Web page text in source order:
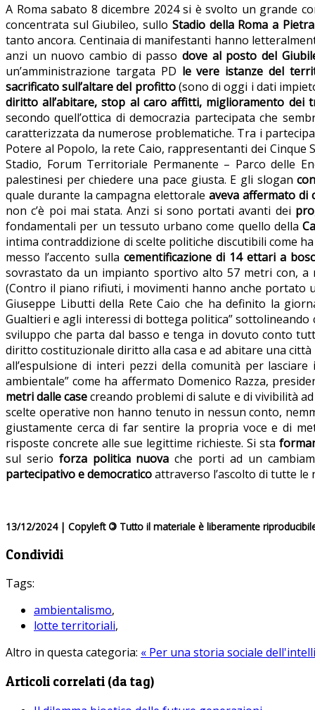
A Roma sabato 8 dicembre 2024 si è svolto un grande
concentrata sul Giubileo, sullo Stadio della Roma a
tanto ancora. Centinaia di manifestanti hanno
anzi un nuovo cambio di passodove al posto del
un’amministrazione targata PD le vere istanze del
sacrificato sull’altare del profitto(sono di oggi i dati
diritto all’abitare, stop al caro affitti, miglioramento
secondo quell’ottica di democrazia partecipata che
caratterizzata da numerose problematiche. Tra i
Potere al Popolo, la rete Caio, rappresentanti dei Cinque
Stadio, Forum Territoriale Permanente – Parco delle
palestinesi per chiedere una pace giusta. E gli slogan
quale durante la campagna elettoraleaveva affermato di
non c’è poi mai stata. Anzi si sono portati avanti dei
fondamentali per un tessuto urbano come quello della
intima contraddizione di scelte politiche discutibili come
messo l’accento sulla cementificazione di 14 ettari a
sovrastato da un impianto sportivo alto 57 metri con, a
(Contro il piano rifiuti, i movimenti hanno anche portato
Giuseppe Libutti della Rete Caio che ha definito la
Gualtieri e agli interessi di bottega politica” sottolineando
sviluppo che parta dal basso e tenga in dovuto conto
diritto costituzionale diritto alla casa e ad abitare una
all’espulsione di interi pezzi della comunità per
ambientale” come ha affermato Domenico Razza,
metri dalle casecreando problemi di salute e di vivibilità
scelte operative non hanno tenuto in nessun conto,
giustamente cerca di far sentire la propria voce e di
risposte concrete alle sue legittime richieste. Si sta
sul serio forza politica nuova che porti ad un
partecipativo e democraticoattraverso l’ascolto di tutte le
13/12/2024 | Copyleft © Tutto il materiale è liberamente
Condividi
Tags:
ambientalismo,
lotte territoriali,
Altro in questa categoria: « Per una storia sociale
Articoli correlati (da tag)